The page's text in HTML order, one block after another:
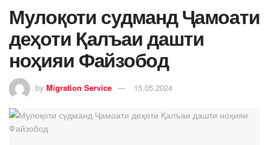
Мулоқоти судманд Ҷамоати
деҳоти Қалъаи дашти
ноҳияи Файзобод
by Migration Service 15.05.2024